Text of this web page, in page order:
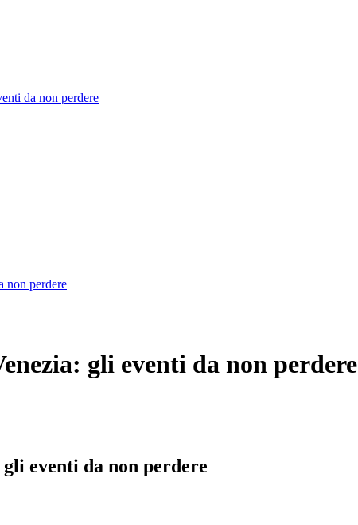
da non perdere
non perdere
gli eventi da non perdere
eventi da non perdere